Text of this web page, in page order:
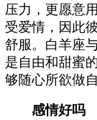
压力，更愿意
受爱情，因此
舒服。白羊座
是自由和甜蜜
够随心所欲做
感情好吗